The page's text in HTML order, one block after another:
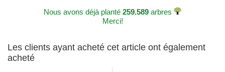
Nous avons déjà planté 259.589 arbres
Merci!
Les clients ayant acheté cet article ont également
acheté